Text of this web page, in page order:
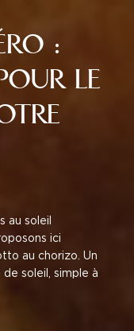
:
LE
au soleil
ici
au chorizo. Un
soleil, simple à